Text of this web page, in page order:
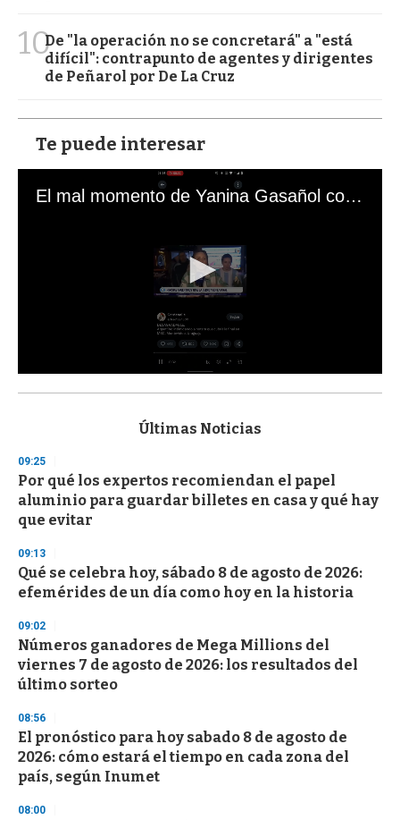
10De "la operación no se concretará" a "está
difícil": contrapunto de agentes y dirigentes
de Peñarol por De La Cruz
Te puede interesar
El mal momento de Yanina Gasañol con un hincha argentino en "Subrayado"
s
d
s
o
f
3
s
e
c
o
d
s
Últimas Noticias
09:25
Por qué los expertos recomiendan el papel
aluminio para guardar billetes en casa y qué hay
que evitar
09:13
Qué se celebra hoy, sábado 8 de agosto de 2026:
efemérides de un día como hoy en la historia
09:02
Números ganadores de Mega Millions del
viernes 7 de agosto de 2026: los resultados del
último sorteo
08:56
El pronóstico para hoy sabado 8 de agosto de
2026: cómo estará el tiempo en cada zona del
país, según Inumet
08:00